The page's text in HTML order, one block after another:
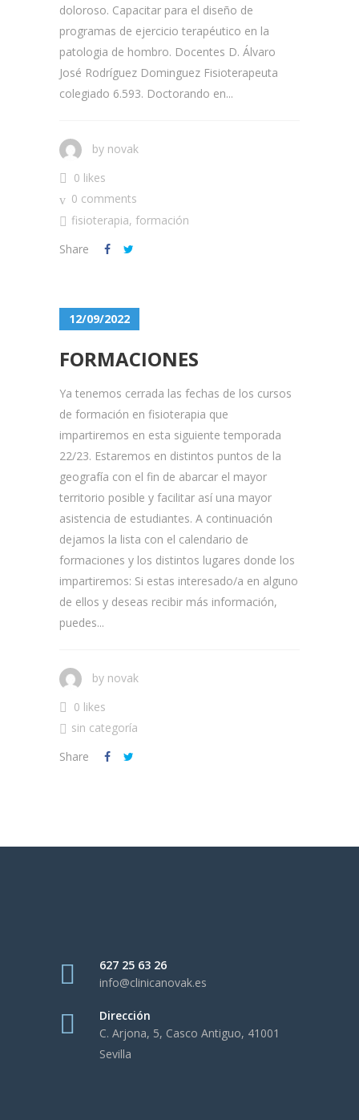
doloroso. Capacitar para el diseño de
programas de ejercicio terapéutico en la
patologia de hombro. Docentes D. Álvaro
José Rodríguez Dominguez Fisioterapeuta
colegiado 6.593. Doctorando en...
by novak
0 likes
0 comments
fisioterapia, formación
Share
12/09/2022
FORMACIONES
Ya tenemos cerrada las fechas de los cursos
de formación en fisioterapia que
impartiremos en esta siguiente temporada
22/23. Estaremos en distintos puntos de la
geografía con el fin de abarcar el mayor
territorio posible y facilitar así una mayor
asistencia de estudiantes. A continuación
dejamos la lista con el calendario de
formaciones y los distintos lugares donde los
impartiremos: Si estas interesado/a en alguno
de ellos y deseas recibir más información,
puedes...
by novak
0 likes
sin categoría
Share
627 25 63 26
info@clinicanovak.es
Dirección
C. Arjona, 5, Casco Antiguo, 41001
Sevilla